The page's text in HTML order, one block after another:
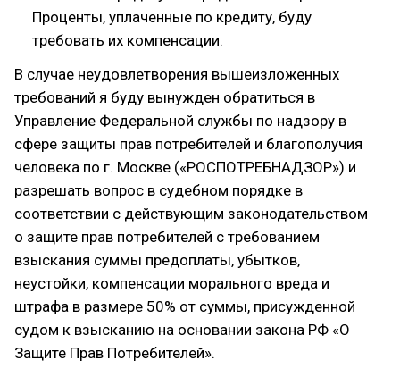
Проценты, уплаченные по кредиту, буду
требовать их компенсации.
В случае неудовлетворения вышеизложенных
требований я буду вынужден обратиться в
Управление Федеральной службы по надзору в
сфере защиты прав потребителей и благополучия
человека по г. Москве («РОСПОТРЕБНАДЗОР») и
разрешать вопрос в судебном порядке в
соответствии с действующим законодательством
о защите прав потребителей с требованием
взыскания суммы предоплаты, убытков,
неустойки, компенсации морального вреда и
штрафа в размере 50% от суммы, присужденной
судом к взысканию на основании закона РФ «О
Защите Прав Потребителей».